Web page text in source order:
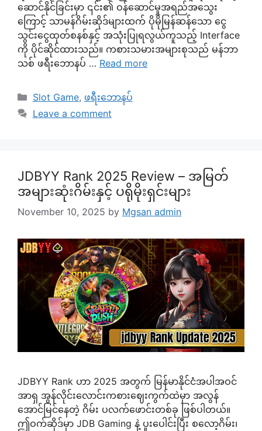
ဆောင်နိုင်ခြင်းမှာ ၎င်း၏ ဝန်ဆောင်မှုအရည်အသွေး
ကြောင့် သာမန်ဂိမ်းဆိုဒ်များထက် ပိုမိုမြန်ဆန်သော ငွေ
သွင်းငွေထုတ်စနစ်နှင့် အသုံးပြုရလွယ်ကူသည့် Interface
ကို ပိုင်ဆိုင်ထားသည်။ ကစားသမားအများစုသည် မန်ဘာ
သစ် ဖရီးဘောနပ် … Read more
Categories
Slot Game, ဖရီးဘောနပ်
Leave a comment
JDBYY Rank 2025 Review – အမြတ်
အများဆုံးဂိမ်းနှင့် ပရိုမိုးရှင်းများ
November 10, 2025 by Mgsan admin
JDBYY Rank ဟာ 2025 အတွက် မြန်မာနိုင်ငံအပါအဝင်
အာရှ အွန်လိုင်းလောင်းကစားဈေးကွက်ထဲမှာ အလွန်
အောင်မြင်နေတဲ့ ဂိမ်း ပလက်ဖောင်းတစ်ခု ဖြစ်ပါတယ်။
ဤဝက်ဆိုဒ်မှာ JDB Gaming နဲ့ ပူးပေါင်းပြီး စလော့ဂိမ်း၊